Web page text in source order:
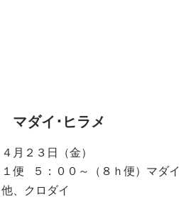
マダイ･ヒラメ
４月２３日（金）
１便 ５：００～（８ｈ便）マダイ
他、クロダイ